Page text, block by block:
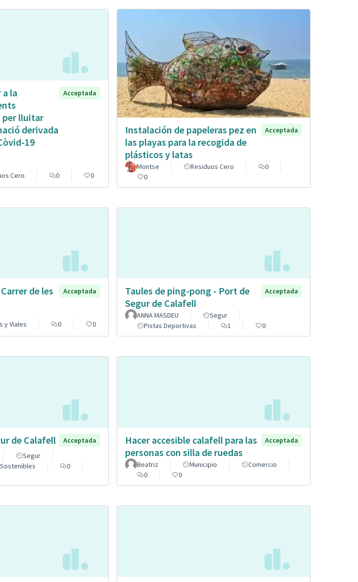
la
per lluitar
derivada
19
Acceptada
Cero 0 0
Instalación de papeleras pez en
las playas para la recogida de
plásticos y latas
Acceptada
Montse Residuos Cero
0
0
de les
Acceptada
y Viales 0 0
Taules de ping-pong - Port de
Segur de Calafell
Acceptada
ANNA MASDEU
Segur
Pistas Deportivas
1 0
de Calafell
Acceptada
Segur
0
Hacer accesible calafell para las
personas con silla de ruedas
Acceptada
Beatriz Municipio
Comercio
0
0